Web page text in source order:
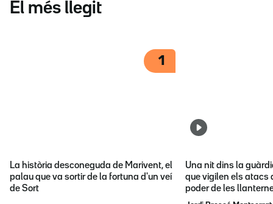
El més llegit
1
La història desconeguda de Marivent, el
palau que va sortir de la fortuna d'un veí
de Sort
Una nit dins la
que vigilen els atacs
poder de les